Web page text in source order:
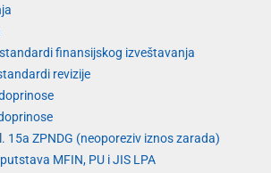
finansijskog izveštavanja
revizije
15a ZPNDG (neoporeziv iznos zarada)
MFIN, PU i JIS LPA